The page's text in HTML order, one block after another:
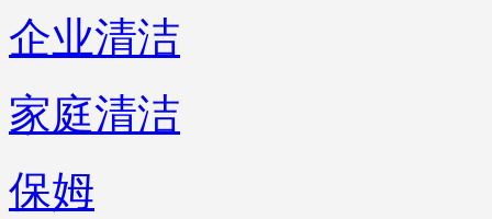
企业清洁
家庭清洁
保姆